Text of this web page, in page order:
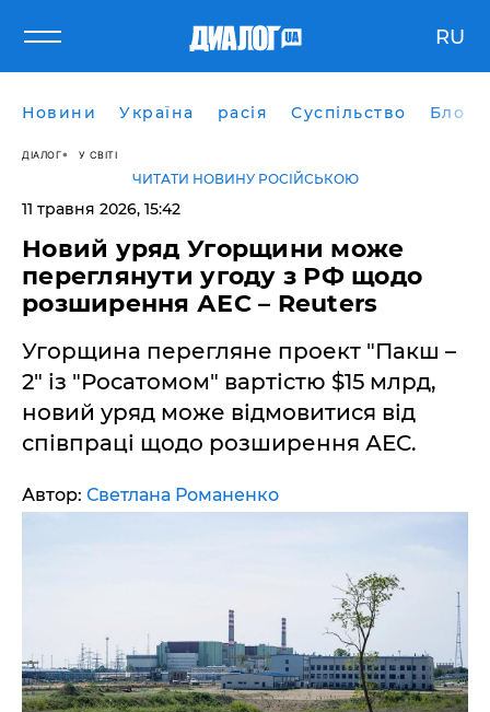
RU
Новини Україна расія Суспільство Блоги
ДІАЛОГ У СВІТІ
ЧИТАТИ НОВИНУ РОСІЙСЬКОЮ
11 травня 2026, 15:42
Новий уряд Угорщини може
переглянути угоду з РФ щодо
розширення АЕС – Reuters
Угорщина перегляне проект "Пакш –
2" із "Росатомом" вартістю $15 млрд,
новий уряд може відмовитися від
співпраці щодо розширення АЕС.
Автор: Светлана Романенко